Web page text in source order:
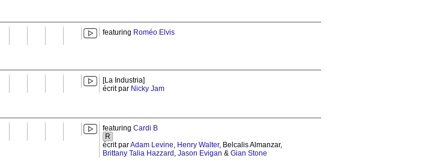
featuring Roméo Elvis
[La Industria]
écrit par Nicky Jam
featuring Cardi B
R
écrit parAdam Levine, Henry Walter, Belcalis Almanzar,
Brittany Talia Hazzard , Jason Evigan & Gian Stone